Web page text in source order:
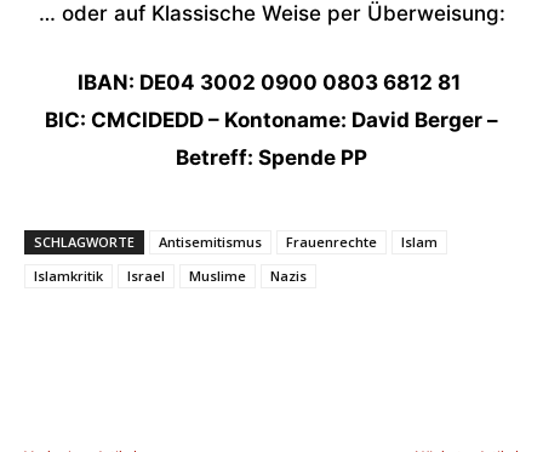
… oder auf Klassische Weise per Überweisung:
IBAN: DE04 3002 0900 0803 6812 81
BIC: CMCIDEDD – Kontoname: David Berger –
Betreff: Spende PP
SCHLAGWORTE Antisemitismus Frauenrechte
Islam
Islamkritik
Israel Muslime Nazis